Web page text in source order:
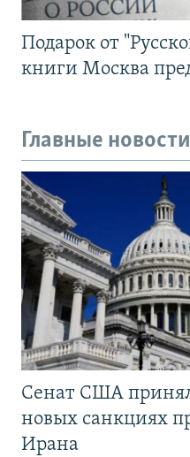
Подарок от
книги Москва
Главные новости
Сенат США
новых санкциях
Ирана